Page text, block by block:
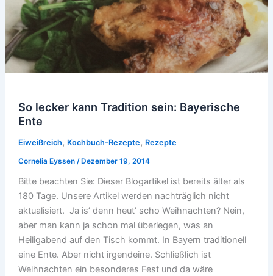
So lecker kann Tradition sein: Bayerische
Ente
Eiweißreich, Kochbuch-Rezepte, Rezepte
Cornelia Eyssen / Dezember 19, 2014
Bitte beachten Sie: Dieser Blogartikel ist bereits älter als
180 Tage. Unsere Artikel werden nachträglich nicht
aktualisiert. Ja is’ denn heut’ scho Weihnachten? Nein,
aber man kann ja schon mal überlegen, was an
Heiligabend auf den Tisch kommt. In Bayern traditionell
eine Ente. Aber nicht irgendeine. Schließlich ist
Weihnachten ein besonderes Fest und da wäre